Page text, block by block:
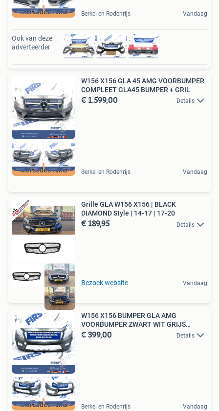
Mercedes AMG Berkel en Rodenrijs Vandaag
Ook van deze
adverteerder
Mercedes AMG
W156 X156 GLA 45 AMG VOORBUMPER
COMPLEET GLA45 BUMPER + GRIL
€ 1.599,00 Details
Berkel en Rodenrijs Vandaag
Grille GLA W156 X156 | BLACK
DIAMOND Style | 14-17 | 17-20
€ 189,95 Details
Bezoek website Vandaag
Mercedes AMG
W156 X156 BUMPER GLA AMG
VOORBUMPER ZWART WIT GRIJS
BLAUW RO
€ 399,00 Details
Berkel en Rodenrijs Vandaag